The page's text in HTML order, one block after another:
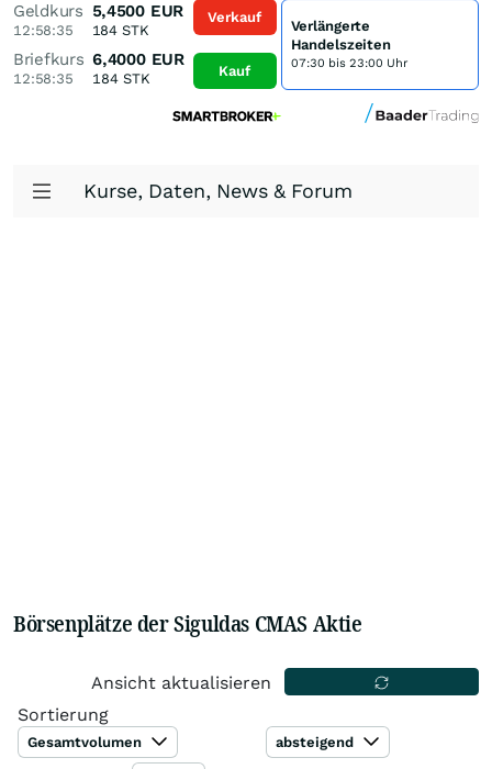
Geldkurs
12:58:35
5,4500 EUR
184 STK
Briefkurs
12:58:35
6,4000 EUR
184STK
Verkauf
Kauf
Verlängerte
Handelszeiten
07:30 bis 23:00 Uhr
Kurse, Daten, News & Forum
Börsenplätze der Siguldas CMAS Aktie
Ansicht aktualisieren
Sortierung
Gesamtvolumen absteigend